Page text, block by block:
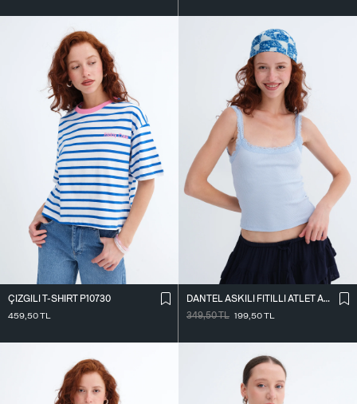
ÇIZGILI T-SHIRT P10730
459,50TL
DANTEL ASKILI FITILLI ATLET A261020
349,50TL 199,50TL